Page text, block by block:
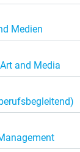
Medien
and Media